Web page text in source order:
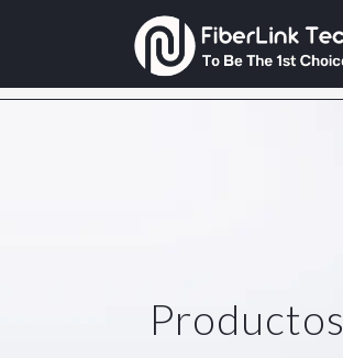
Productos